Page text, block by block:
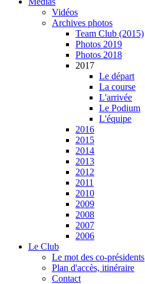
Vidéos
Archives photos
Team Club (2015)
Photos 2019
Photos 2018
2017
Le départ
La course
L'arrivée
Le Podium
L'équipe
2016
2015
2014
2013
2012
2011
2010
2009
2008
2007
2006
Le Club
Le mot des co-présidents
Plan d'accès, itinéraire
Contact